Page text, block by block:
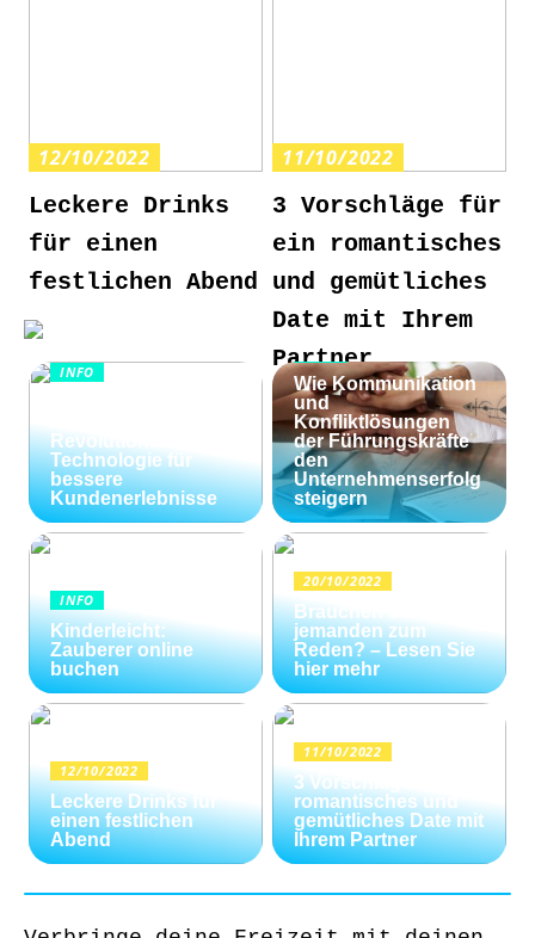
12/10/2022
Leckere Drinks
für einen
festlichen Abend
11/10/2022
3 Vorschläge für
ein romantisches
und gemütliches
Date mit Ihrem
Partner
INFO
Revolutionäre
Technologie für
bessere
Kundenerlebnisse
INFO
Wie Kommunikation
und
Konfliktlösungen
der Führungskräfte
den
Unternehmenserfolg
steigern
INFO
Kinderleicht:
Zauberer online
buchen
20/10/2022
Brauchen Sie
jemanden zum
Reden? – Lesen Sie
hier mehr
12/10/2022
Leckere Drinks für
einen festlichen
Abend
11/10/2022
3 Vorschläge für ein
romantisches und
gemütliches Date mit
Ihrem Partner